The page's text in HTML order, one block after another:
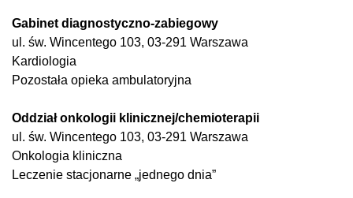
Gabinet diagnostyczno-zabiegowy
ul. św. Wincentego 103, 03-291 Warszawa
Kardiologia
Pozostała opieka ambulatoryjna
Oddział onkologii klinicznej/chemioterapii
ul. św. Wincentego 103, 03-291 Warszawa
Onkologia kliniczna
Leczenie stacjonarne „jednego dnia”